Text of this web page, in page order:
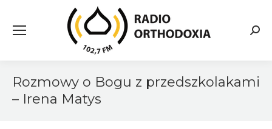
Rozmowy o Bogu z przedszkolakami
– Irena Matys